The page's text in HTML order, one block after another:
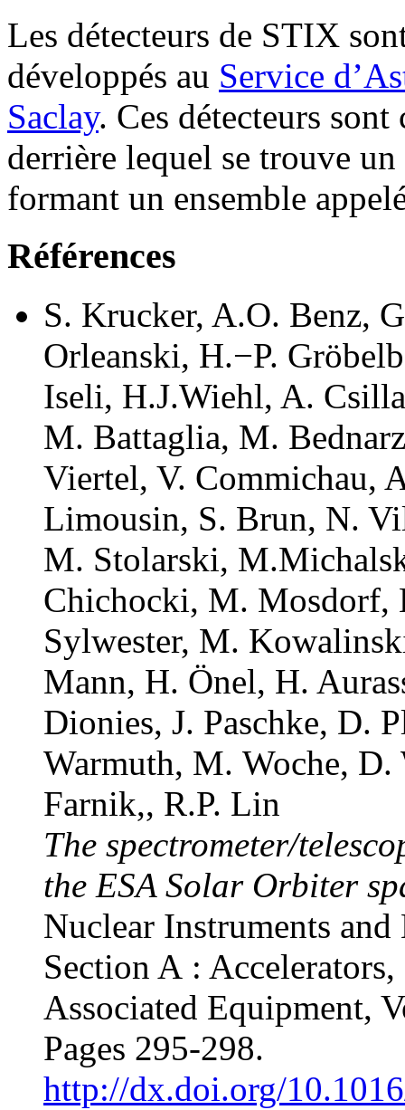
Les détecteurs de STIX
développés au Service
Saclay. Ces détecteurs
derrière lequel se trouve
formant un ensemble
Références
S. Krucker, A.O. Benz,
Orleanski, H.−P.
Iseli, H.J.Wiehl, A.
M. Battaglia, M.
Viertel, V. Commichau,
Limousin, S. Brun, N.
M. Stolarski,
Chichocki, M. Mosdorf,
Sylwester, M.
Mann, H. Önel, H.
Dionies, J. Paschke, D.
Warmuth, M. Woche, D.
Farnik,, R.P. Lin
The spectrometer/
the ESA Solar Orbiter
Nuclear Instruments
Section A :
Associated Equipment,
Pages 295-298.
http://dx.doi.org/